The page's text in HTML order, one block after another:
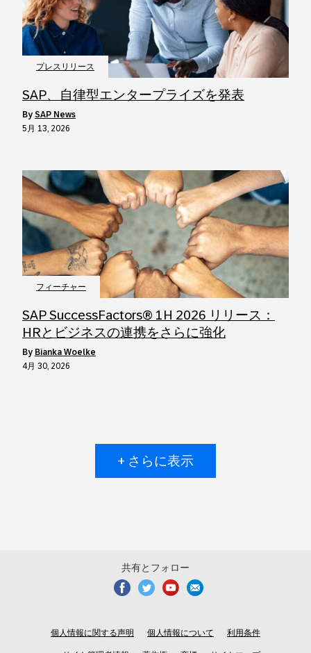
プレスリリース
SAP、自律型エンタープライズを発表
by SAP News
5月 13, 2026
フィーチャー
SAP SuccessFactors® 1H 2026 リリース：
HRとビジネスの連携をさらに強化
by Bianka Woelke
4月 30, 2026
+ さらに表示
共有とフォロー
個人情報に関する声明 個人情報について 利用条件